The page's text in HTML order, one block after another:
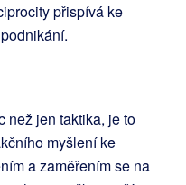
přispívá ke
než jen taktika, je to
myšlení ke
a zaměřením se na